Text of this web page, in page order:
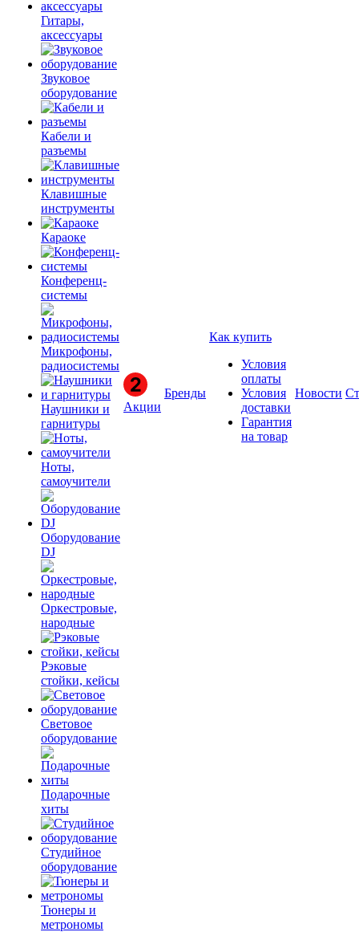
Гитары,
аксессуары
Звуковое
оборудование
Кабели и
разъемы
Клавишные
инструменты
Караоке
Конференц-
системы
Микрофоны,
радиосистемы
Наушники и
гарнитуры
Ноты,
самоучители
Оборудование
DJ
Оркестровые,
народные
Рэковые
стойки, кейсы
Световое
оборудование
Подарочные
хиты
Студийное
оборудование
Тюнеры и
метрономы
Акции
Бренды
Как купить
Условия
оплаты
Условия
доставки
Гарантия
на товар
Новости